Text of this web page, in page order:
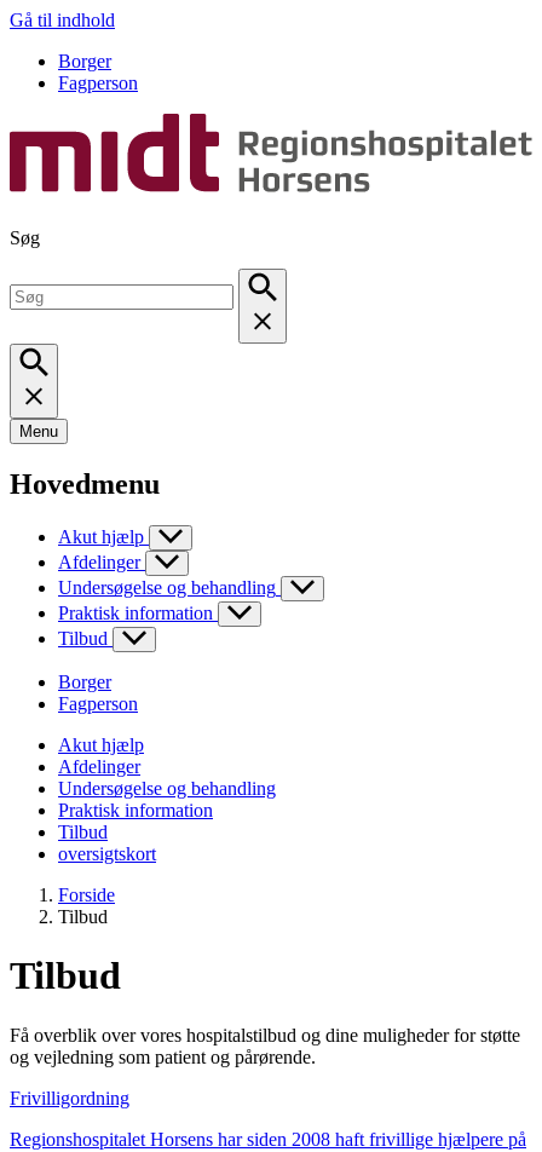
Gå til indhold
Borger
Fagperson
Søg
Menu
Hovedmenu
Akut hjælp
Afdelinger
Undersøgelse og behandling
Praktisk information
Tilbud
Borger
Fagperson
Akut hjælp
Afdelinger
Undersøgelse og behandling
Praktisk information
Tilbud
oversigtskort
Forside
Tilbud
Tilbud
Få overblik over vores hospitalstilbud og dine muligheder for støtte
og vejledning som patient og pårørende.
Frivilligordning
Regionshospitalet Horsens har siden 2008 haft frivillige hjælpere på